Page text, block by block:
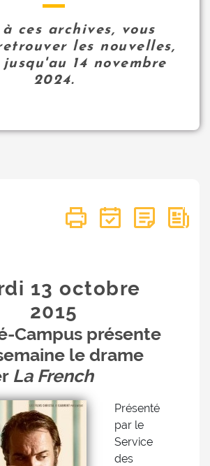
à ces archives, vous
les nouvelles,
jusqu'au 14 novembre
2024.
13 octobre
2015
Campus présente
le drame
La French
Présenté
par le
Service
des